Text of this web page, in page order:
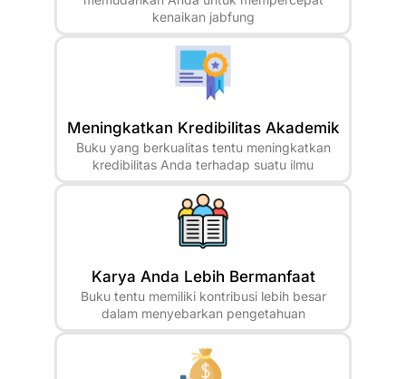
kenaikan jabfung
Meningkatkan Kredibilitas Akademik
Buku yang berkualitas tentu meningkatkan
kredibilitas Anda terhadap suatu ilmu
Karya Anda Lebih Bermanfaat
Buku tentu memiliki kontribusi lebih besar
dalam menyebarkan pengetahuan